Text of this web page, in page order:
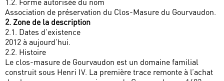
1.2. Forme autorisée du nom
Association de préservation du Clos-Masure du Gourvaudon.
2. Zone de la description
2.1. Dates d’existence
2012 à aujourd’hui.
2.2. Histoire
Le clos-masure de Gourvaudon est un domaine familial
construit sous Henri IV. La première trace remonte à l’achat